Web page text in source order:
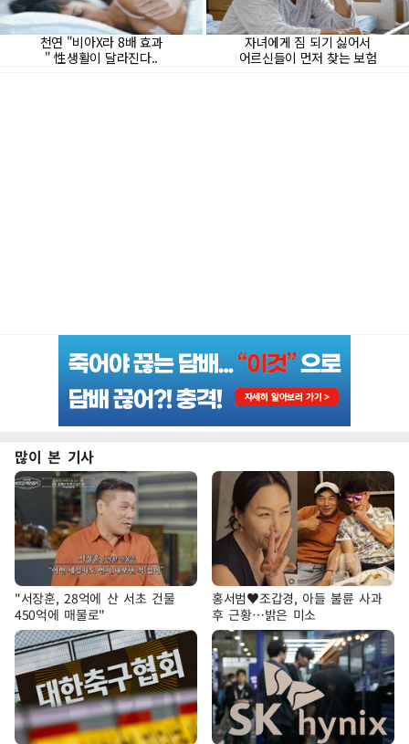
많이 본 기사
"서장훈, 28억에 산 서초 건물
450억에 매물로"
홍서범♥조갑경, 아들 불륜 사과
후 근황…밝은 미소